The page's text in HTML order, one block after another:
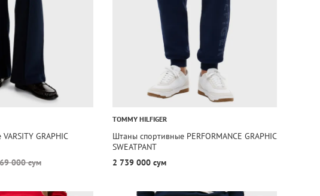
GRAPHIC
000 сум
TOMMY HILFIGER
Штаны спортивные PERFORMANCE GRAPHIC
SWEATPANT
2 739 000 сум